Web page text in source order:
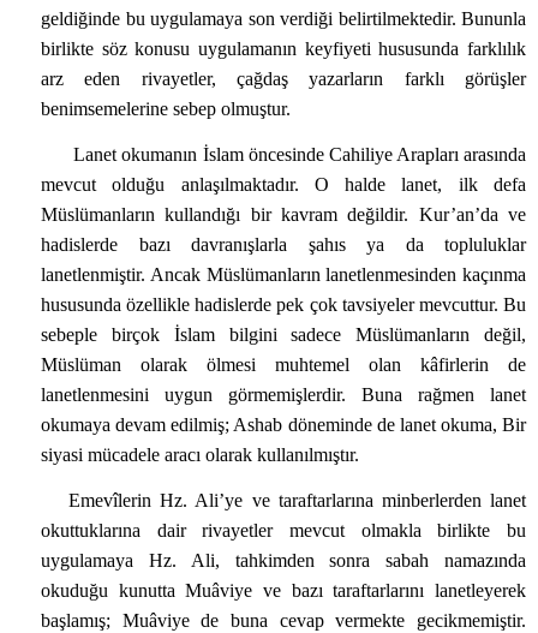
geldiğinde bu uygulamaya son verdiği belirtilmektedir. Bununla
birlikte söz konusu uygulamanın keyfiyeti hususunda farklılık
arz eden rivayetler, çağdaş yazarların farklı görüşler
benimsemelerine sebep olmuştur.
Lanet okumanın İslam öncesinde Cahiliye Arapları arasında
mevcut olduğu anlaşılmaktadır. O halde lanet, ilk defa
Müslümanların kullandığı bir kavram değildir. Kur’an’da ve
hadislerde bazı davranışlarla şahıs ya da topluluklar
lanetlenmiştir. Ancak Müslümanların lanetlenmesinden kaçınma
hususunda özellikle hadislerde pek çok tavsiyeler mevcuttur. Bu
sebeple birçok İslam bilgini sadece Müslümanların değil,
Müslüman olarak ölmesi muhtemel olan kâfirlerin de
lanetlenmesini uygun görmemişlerdir. Buna rağmen lanet
okumaya devam edilmiş; Ashab döneminde de lanet okuma, Bir
siyasi mücadele aracı olarak kullanılmıştır.
Emevîlerin Hz. Ali’ye ve taraftarlarına minberlerden lanet
okuttuklarına dair rivayetler mevcut olmakla birlikte bu
uygulamaya Hz. Ali, tahkimden sonra sabah namazında
okuduğu kunutta Muâviye ve bazı taraftarlarını lanetleyerek
başlamış; Muâviye de buna cevap vermekte gecikmemiştir.